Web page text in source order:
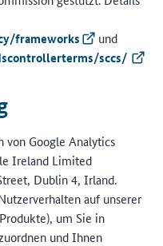
frameworks(Externer Link)
und
sccs/
von Google Analytics
Ireland Limited
Dublin 4, Irland.
auf unserer
um Sie in
und Ihnen